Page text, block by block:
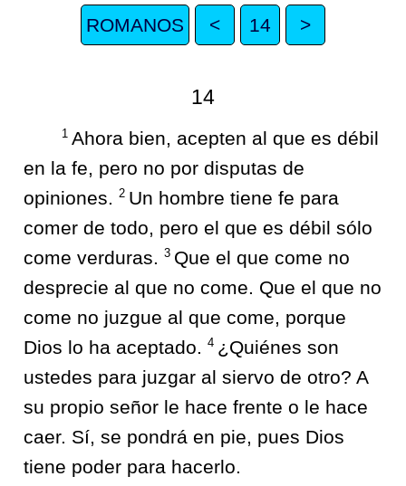
ROMANOS < 14 >
14
1 Ahora bien, acepten al que es débil
en la fe, pero no por disputas de
opiniones. 2 Un hombre tiene fe para
comer de todo, pero el que es débil sólo
come verduras. 3 Que el que come no
desprecie al que no come. Que el que no
come no juzgue al que come, porque
Dios lo ha aceptado. 4 ¿Quiénes son
ustedes para juzgar al siervo de otro? A
su propio señor le hace frente o le hace
caer. Sí, se pondrá en pie, pues Dios
tiene poder para hacerlo.